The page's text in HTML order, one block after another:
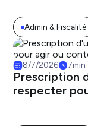
Admin & Fiscalité
8/7/2026 7min
Prescription
respecter